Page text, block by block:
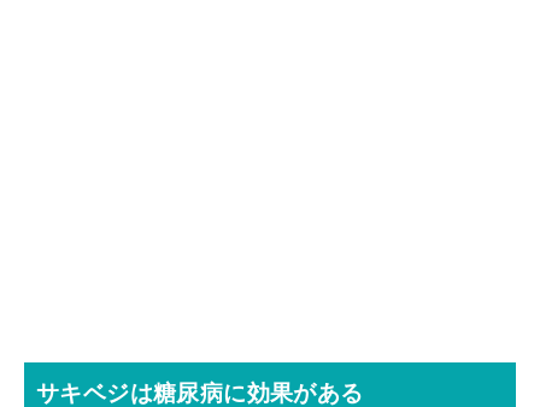
サキベジは糖尿病に効果がある